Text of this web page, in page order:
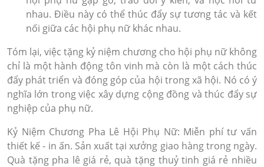
nhau. Điều này có thể thúc đẩy sự tương tác và kết
nối giữa các hội phụ nữ khác nhau.
Tóm lại, việc tặng kỷ niệm chương cho hội phụ nữ không
chỉ là một hành động tôn vinh mà còn là một cách thúc
đẩy phát triển và đóng góp của hội trong xã hội. Nó có ý
nghĩa lớn trong việc xây dựng cộng đồng và thúc đẩy sự
nghiệp của phụ nữ.
Kỷ Niệm Chương Pha Lê Hội Phụ Nữ: Miễn phí tư vấn
thiết kế - in ấn. Sản xuất tại xưởng giao hàng trong ngày.
Quà tặng pha lê giá rẻ, quà tặng thuỷ tinh giá rẻ nhiều